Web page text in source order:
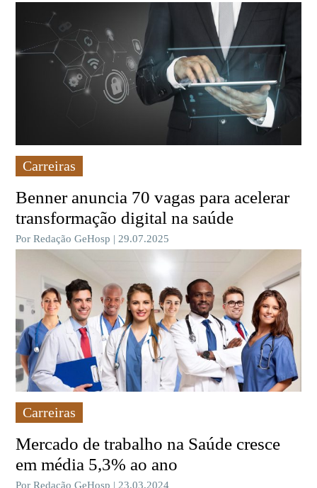
Carreiras
Benner anuncia 70 vagas para acelerar
transformação digital na saúde
Por Redação GeHosp | 29.07.2025
Carreiras
Mercado de trabalho na Saúde cresce
em média 5,3% ao ano
Por Redação GeHosp | 23.03.2024